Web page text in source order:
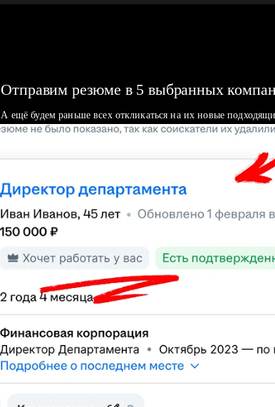
Отправим резюме в 5 выбранных
А ещё будем раньше всех откликаться на их новые